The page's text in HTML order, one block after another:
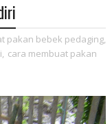
pakan bebek pedaging,
, cara membuat pakan